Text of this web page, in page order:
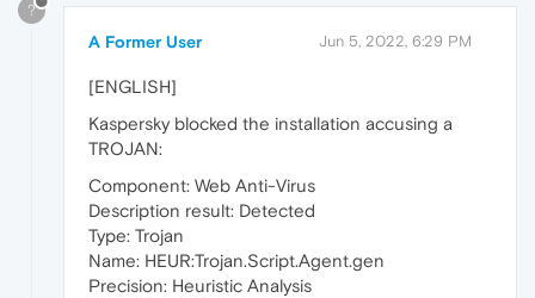
?
A Former User Jun 5, 2022, 6:29 PM
[ENGLISH]
Kaspersky blocked the installation accusing a
TROJAN:
Component: Web Anti-Virus
Description result: Detected
Type: Trojan
Name: HEUR:Trojan.Script.Agent.gen
Precision: Heuristic Analysis